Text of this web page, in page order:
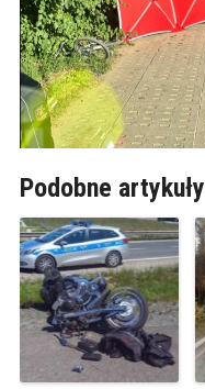
Podobne artykuły